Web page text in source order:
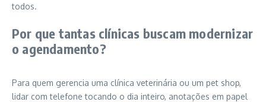
todos.
Por que tantas clínicas buscam modernizar
o agendamento?
Para quem gerencia uma clínica veterinária ou um pet shop,
lidar com telefone tocando o dia inteiro, anotações em papel